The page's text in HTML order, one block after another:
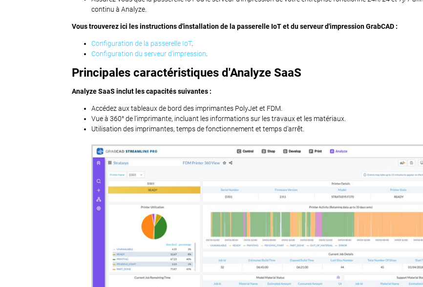
continu à Analyze.
Vous trouverez ici les instructions d'installation de la passerelle IoT et du serveur d'impression GrabCAD :
Configuration de la passerelle IoT.
Configuration du serveur d'impression
Principales caractéristiques d'Analyze SaaS
Analyze SaaS inclut les capacités suivantes :
Accédez aux tableaux de bord des imprimantes PolyJet et FDM.
Vue à 360° de l'imprimante, incluant les informations sur les travaux et les matériaux.
Utilisation des imprimantes, temps de fonctionnement et temps d'arrêt.